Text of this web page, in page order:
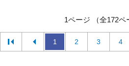
1ページ （全172ペ
1 2 3 4